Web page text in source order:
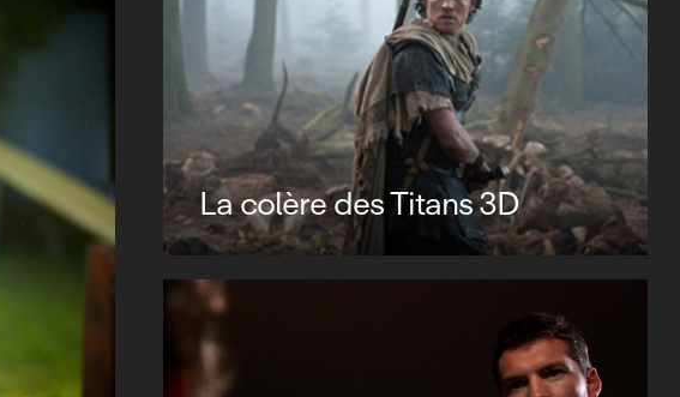
La colère des Titans 3D